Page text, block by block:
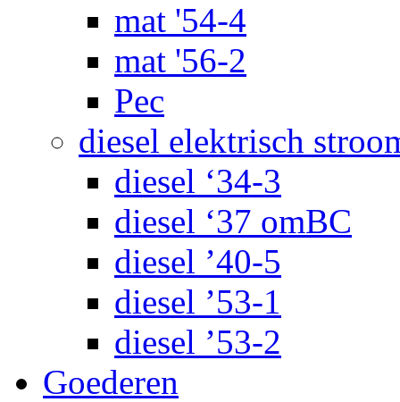
mat '54-4
mat '56-2
Pec
diesel elektrisch
diesel ‘34-3
diesel ‘37 omBC
diesel ’40-5
diesel ’53-1
diesel ’53-2
Goederen